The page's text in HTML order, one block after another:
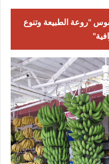
"روعة الطبيعة وتنوع